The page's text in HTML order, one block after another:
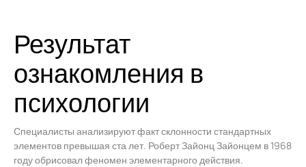
Результат
ознакомления в
психологии
Специалисты анализируют факт склонности стандартных
элементов превышая ста лет. Роберт Зайонц Зайонцем в 1968
году обрисовал феномен элементарного действия.